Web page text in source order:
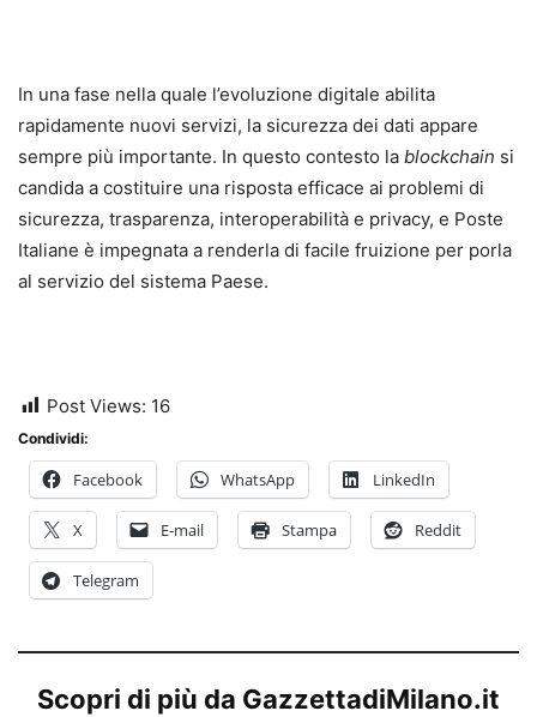
In una fase nella quale l’evoluzione digitale abilita
rapidamente nuovi servizi, la sicurezza dei dati appare
sempre più importante. In questo contesto la blockchain si
candida a costituire una risposta efficace ai problemi di
sicurezza, trasparenza, interoperabilità e privacy, e Poste
Italiane è impegnata a renderla di facile fruizione per porla
al servizio del sistema Paese.
Post Views: 16
Condividi:
Facebook WhatsApp LinkedIn
X E-mail Stampa Reddit
Telegram
Scopri di più da GazzettadiMilano.it